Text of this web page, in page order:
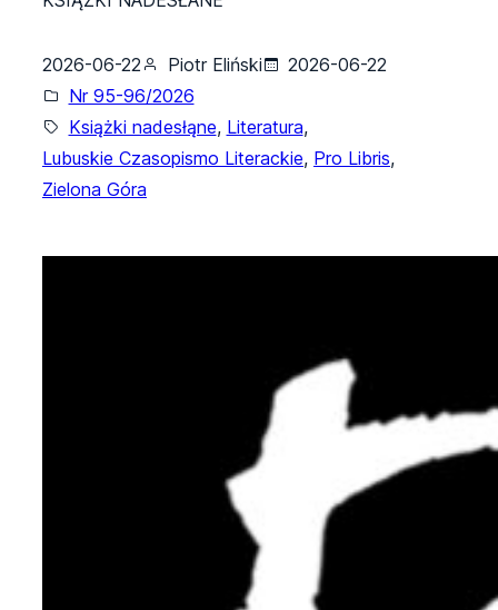
2026-06-22 Piotr Eliński
2026-06-22
Nr 95-96/2026
Książki nadesłąne, Literatura,
Lubuskie Czasopismo Literackie, Pro Libris,
Zielona Góra